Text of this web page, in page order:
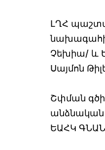
ԼՂՀ
նախագահի
Չեխիա/ և
Սայմոն
Շփման
անձնական
ԵԱՀԿ